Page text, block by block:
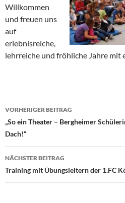
Willkommen
und freuen uns
auf
erlebnisreiche,
lehrreiche und fröhliche Jahre mit
Beitragsnavigation
VORHERIGER BEITRAG
„So ein Theater – Bergheimer
Dach!“
NÄCHSTER BEITRAG
Training mit Übungsleitern der 1.FC